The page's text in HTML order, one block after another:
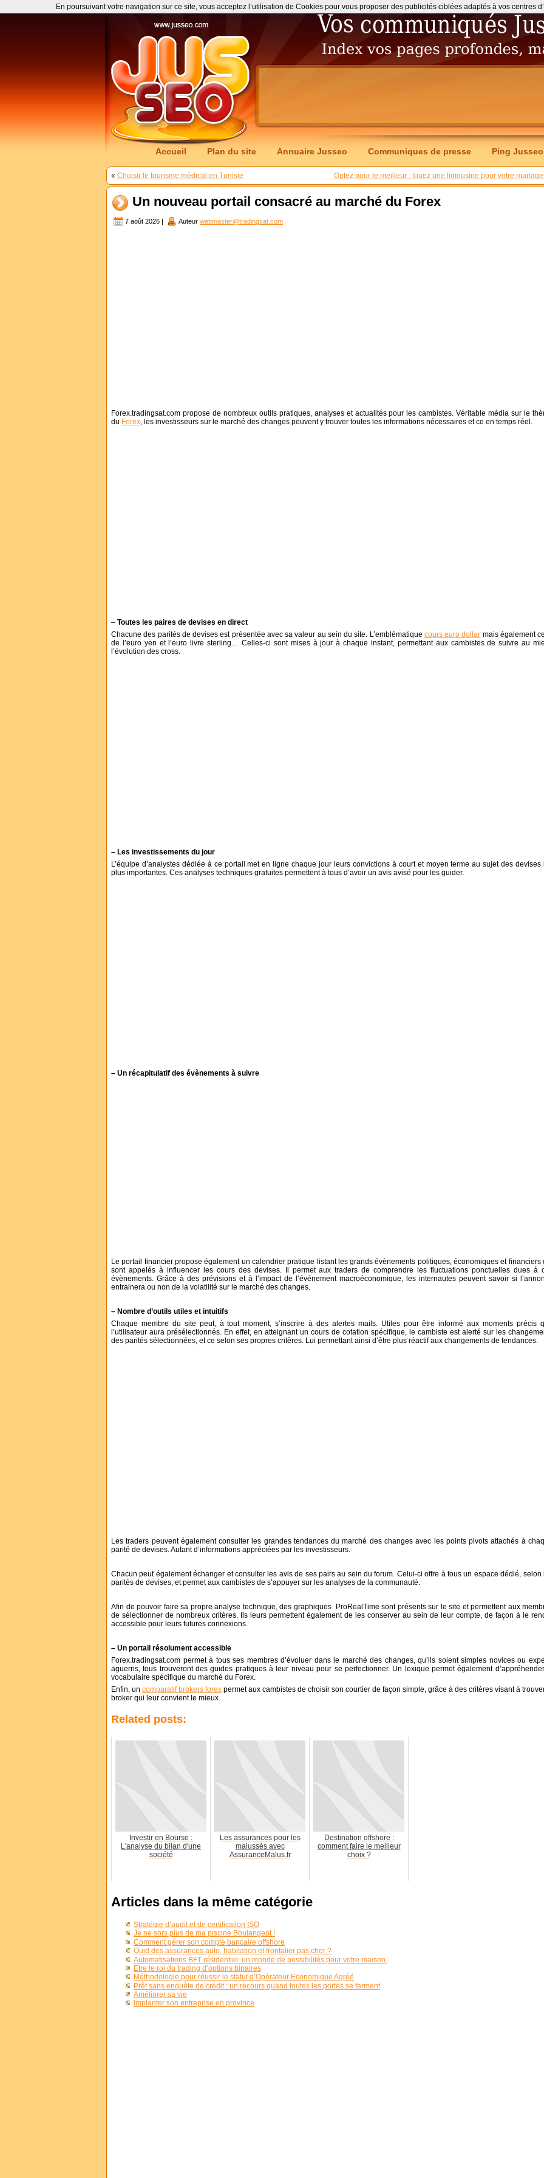
Accueil Plan du site Annuaire Jusseo Communiques de presse Ping Jusseo
« Choisir le tourisme médical en Tunisie Optez pour le meilleur : louez une limousine pour votre
Un nouveau portail consacré au marché du Forex
7 août 2026 | Auteur webmaster@tradingsat.com
Forex.tradingsat.com propose de nombreux outils pratiques, analyses et actualités pour les cambistes. Véritable média sur le
du Forex , les investisseurs sur le marché des changes peuvent y trouver toutes les informations nécessaires et ce en temps réel.
– Toutes les paires de devises en direct
Chacune des parités de devises est présentée avec sa valeur au sein du site. L’emblématique cours euro dollar mais également
de l’euro yen et l’euro livre sterling… Celles-ci sont mises à jour à chaque instant, permettant aux cambistes de suivre au
l’évolution des cross.
– Les investissements du jour
L’équipe d’analystes dédiée à ce portail met en ligne chaque jour leurs convictions à court et moyen terme au sujet des devises
plus importantes. Ces analyses techniques gratuites permettent à tous d’avoir un avis avisé pour les guider.
– Un récapitulatif des évènements à suivre
Le portail financier propose également un calendrier pratique listant les grands évènements politiques, économiques et financiers
sont appelés à influencer les cours des devises. Il permet aux traders de comprendre les fluctuations ponctuelles dues à
évènements. Grâce à des prévisions et à l’impact de l’événement macroéconomique, les internautes peuvent savoir si
entrainera ou non de la volatilité sur le marché des changes.
– Nombre d’outils utiles et intuitifs
Chaque membre du site peut, à tout moment, s’inscrire à des alertes mails. Utiles pour être informé aux moments précis
l’utilisateur aura présélectionnés. En effet, en atteignant un cours de cotation spécifique, le cambiste est alerté sur les
des parités sélectionnées, et ce selon ses propres critères. Lui permettant ainsi d’être plus réactif aux changements de tendances.
Les traders peuvent également consulter les grandes tendances du marché des changes avec les points pivots attachés à
parité de devises. Autant d’informations appréciées par les investisseurs.
Chacun peut également échanger et consulter les avis de ses pairs au sein du forum. Celui-ci offre à tous un espace dédié, selon
parités de devises, et permet aux cambistes de s’appuyer sur les analyses de la communauté.
Afin de pouvoir faire sa propre analyse technique, des graphiques ProRealTime sont présents sur le site et permettent aux
de sélectionner de nombreux critères. Ils leurs permettent également de les conserver au sein de leur compte, de façon à le
accessible pour leurs futures connexions.
– Un portail résolument accessible
Forex.tradingsat.com permet à tous ses membres d’évoluer dans le marché des changes, qu’ils soient simples novices ou
aguerris, tous trouveront des guides pratiques à leur niveau pour se perfectionner. Un lexique permet également
vocabulaire spécifique du marché du Forex.
Enfin, un comparatif brokers forex permet aux cambistes de choisir son courtier de façon simple, grâce à des critères visant à
broker qui leur convient le mieux.
Related posts:
Investir en Bourse :
L'analyse du bilan d'une
société
Les assurances pour les
malussés avec
AssuranceMalus.fr
Destination offshore :
comment faire le meilleur
choix ?
Articles dans la même catégorie
Stratégie d’audit et de certification ISO
Je ne sors plus de ma piscine Boulangeot !
Comment gérer son compte bancaire offshore
Quid des assurances auto, habitation et frontalier pas cher ?
Automatisations BFT résidentiel: un monde de possibilités pour votre maison.
Etre le roi du trading d’options binaires
Méthodologie pour réussir le statut d’Opérateur Economique Agréé
Prêt sans enquête de crédit : un recours quand toutes les portes se ferment
Améliorer sa vie
Implanter son entreprise en province
En poursuivant votre navigation sur ce site, vous acceptez l’utilisation de Cookies pour vous proposer des publicités ciblées adaptés à vos centres